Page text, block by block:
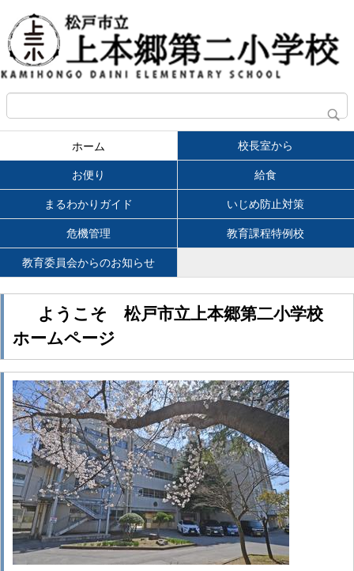
ホーム 校長室から
お便り 給食
まるわかりガイド いじめ防止対策
危機管理 教育課程特例校
教育委員会からのお知らせ
ようこそ 松戸市立上本郷第二小学校
ホームページ